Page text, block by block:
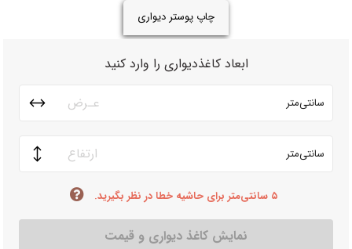
چاپ پوستر دیواری
ابعاد کاغذدیواری را وارد کنید
سانتی‌متر
سانتی‌متر
۵ سانتی‌متر برای حاشیه خطا در نظر بگیرید.
نمایش کاغذ دیواری و قیمت